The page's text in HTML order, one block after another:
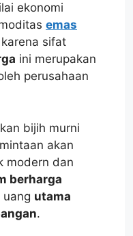
ekonomi
emas
sifat
ini merupakan
perusahaan
bijih murni
akan
modern dan
berharga
utama
.